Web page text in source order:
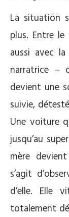
La situation
plus. Entre
aussi avec
narratrice –
devient une
suivie,
Une voiture
jusqu’au
mère
s’agit
d’elle. Elle
totalement